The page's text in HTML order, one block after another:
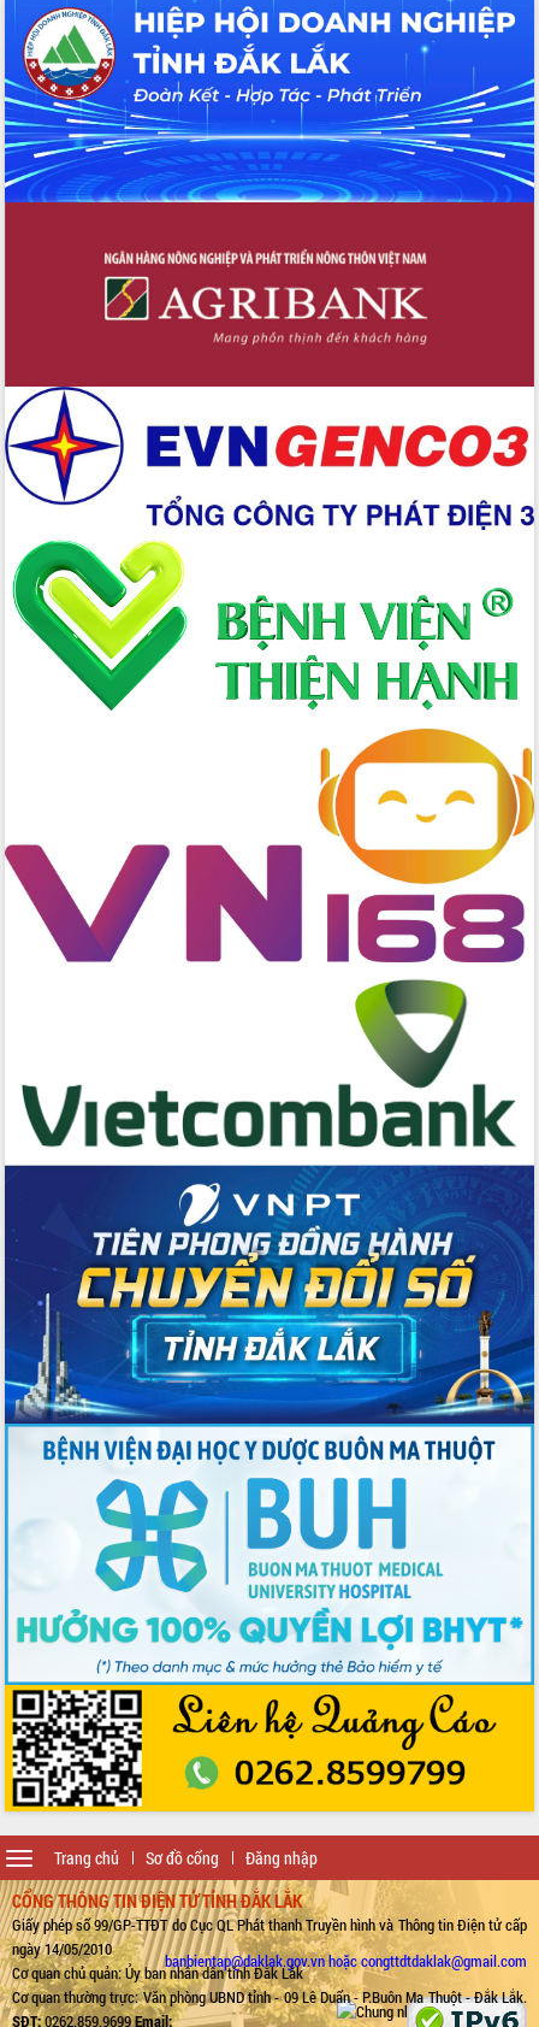
Trang chủ Sơ đồ cổng Đăng nhập
Toggle
navigation
CỔNG THÔNG TIN ĐIỆN TỬ TỈNH ĐẮK LẮK
Giấy phép số 99/GP-TTĐT do Cục QL Phát thanh Truyền hình và Thông tin Điện tử cấp
ngày 14/05/2010
Cơ quan chủ quản: Ủy ban nhân dân tỉnh Đắk Lắk
Cơ quan thường trực: Văn phòng UBND tỉnh - 09 Lê Duẩn - P.Buôn Ma Thuột - Đắk Lắk.
SĐT:0262.859.9699Email:
banbientap@daklak.gov.vn hoặc congttdtdaklak@gmail.com